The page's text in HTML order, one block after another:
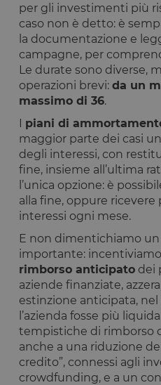
per gli investimenti più
caso non è detto: è
la documentazione e
campagne, per
Le durate sono diverse,
operazioni brevi: da un
massimo di 36.
I piani di
maggior parte dei casi
degli interessi, con
fine, insieme all’ultima
l’unica opzione: è
alla fine, oppure
interessi ogni mese.
E non dimentichiamo
importante:
rimborso anticipato dei
aziende finanziate,
estinzione anticipata,
l’azienda fosse più
tempistiche di rimborso
anche a una riduzione
credito”, connessi agli
crowdfunding, e a un